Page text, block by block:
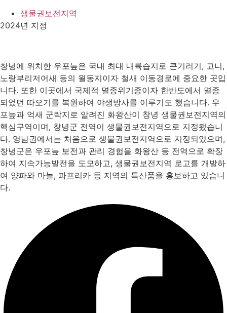
생물권보전지역
2024년 지정
창녕에 위치한 우포늪은 국내 최대 내륙습지로 큰기러기, 고니,
노랑부리저어새 등의 월동지이자 철새 이동경로에 중요한 곳입
니다. 또한 이곳에서 국제적 멸종위기종이자 한반도에서 멸종
되었던 따오기를 복원하여 야생방사를 이루기도 했습니다. 우
포늪과 억새 군락지로 알려진 화왕산이 창녕 생물권보전지역의
핵심구역이며, 창녕군 전역이 생물권보전지역으로 지정됐습니
다. 영남권에서는 처음으로 생물권보전지역으로 지정되었으며,
창녕군은 우포늪 보전과 관리 경험을 화왕산 등 전역으로 확장
하여 지속가능발전을 도모하고, 생물권보전지역 로고를 개발하
여 양파와 마늘, 파프리카 등 지역의 특산품을 홍보하고 있습니
다.